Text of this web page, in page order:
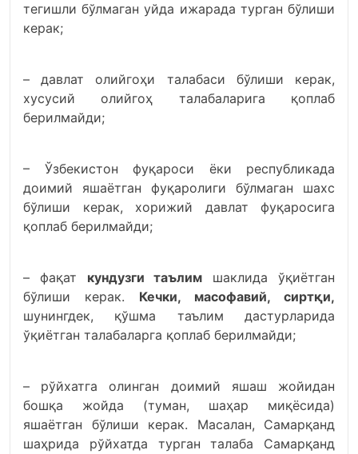
тегишли бўлмаган уйда ижарада турган бўлиши
керак;
– давлат олийгоҳи талабаси бўлиши керак,
хусусий олийгоҳ талабаларига қоплаб
берилмайди;
– Ўзбекистон фуқароси ёки республикада
доимий яшаётган фуқаролиги бўлмаган шахс
бўлиши керак, хорижий давлат фуқаросига
қоплаб берилмайди;
– фақат кундузги таълим шаклида ўқиётган
бўлиши керак. Кечки, масофавий, сиртқи,
шунингдек, қўшма таълим дастурларида
ўқиётган талабаларга қоплаб берилмайди;
– рўйхатга олинган доимий яшаш жойидан
бошқа жойда (туман, шаҳар миқёсида)
яшаётган бўлиши керак. Масалан, Самарқанд
шаҳрида рўйхатда турган талаба Самарқанд